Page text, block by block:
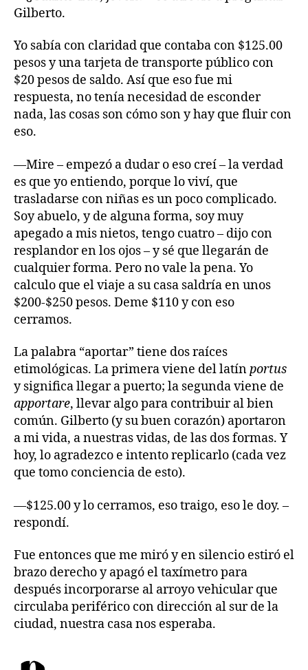
Gilberto.
Yo sabía con claridad que contaba con $125.00
pesos y una tarjeta de transporte público con
$20 pesos de saldo. Así que eso fue mi
respuesta, no tenía necesidad de esconder
nada, las cosas son cómo son y hay que fluir con
eso.
—Mire – empezó a dudar o eso creí – la verdad
es que yo entiendo, porque lo viví, que
trasladarse con niñas es un poco complicado.
Soy abuelo, y de alguna forma, soy muy
apegado a mis nietos, tengo cuatro – dijo con
resplandor en los ojos – y sé que llegarán de
cualquier forma. Pero no vale la pena. Yo
calculo que el viaje a su casa saldría en unos
$200-$250 pesos. Deme $110 y con eso
cerramos.
La palabra “aportar” tiene dos raíces
etimológicas. La primera viene del latínportus
y significa llegar a puerto; la segunda viene de
apportare, llevar algo para contribuir al bien
común. Gilberto (y su buen corazón) aportaron
a mi vida, a nuestras vidas, de las dos formas. Y
hoy, lo agradezco e intento replicarlo (cada vez
que tomo conciencia de esto).
—$125.00 y lo cerramos, eso traigo, eso le doy. –
respondí.
Fue entonces que me miró y en silencio estiró el
brazo derecho y apagó el taxímetro para
después incorporarse al arroyo vehicular que
circulaba periférico con dirección al sur de la
ciudad, nuestra casa nos esperaba.